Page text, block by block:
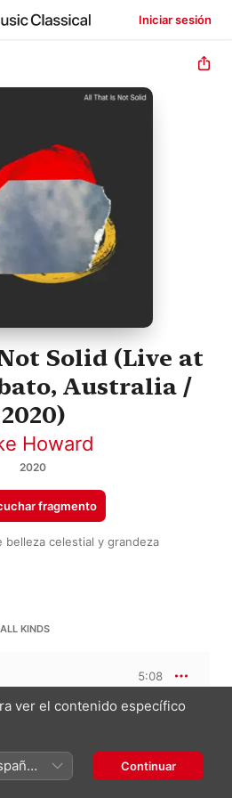
Iniciar sesión
Solid (Live at
Australia /
2020)
Howard
2020
belleza celestial y grandeza
fragmento
KINDS
5:08
4:55
ver el contenido específico
Continuar